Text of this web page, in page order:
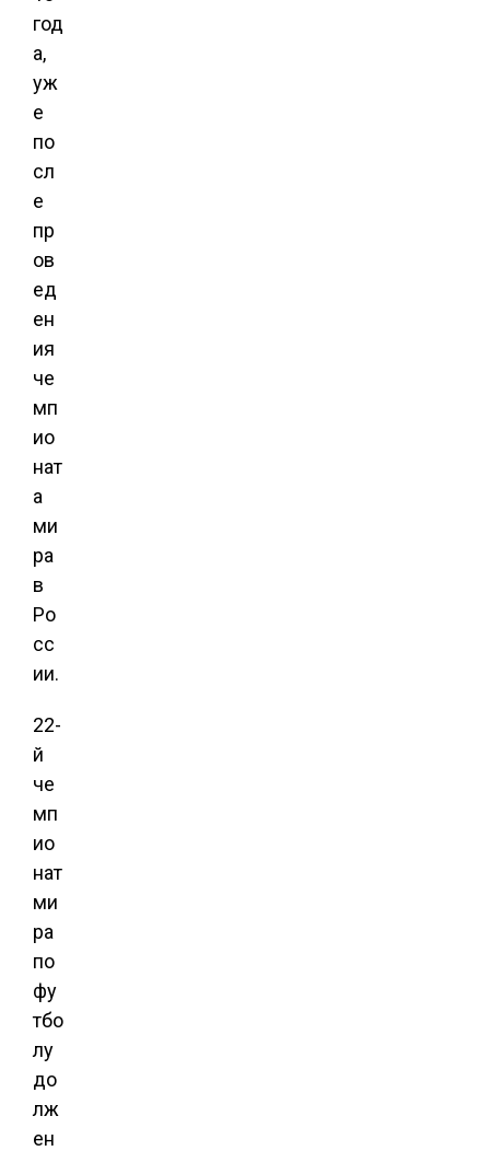
год
а,
уж
е
по
сл
е
пр
ов
ед
ен
ия
че
мп
ио
нат
а
ми
ра
в
Ро
сс
ии.
22-
й
че
мп
ио
нат
ми
ра
по
фу
тбо
лу
до
лж
ен